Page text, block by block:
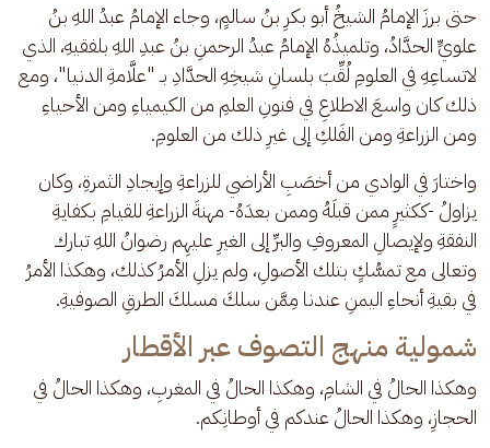
حتى برزَ الإمامُ الشيخُ أبو بكرِ بنُ سالمٍ، وجاء الإمامُ عبدُ اللهِ بنُ
علويٍّ الحدَّادُ، وتلميذُهُ الإمامُ عبدُ الرحمنِ بنُ عبدِ اللهِ بلفقيهِ، الذي
لاتساعِهِ في العلومِ لُقِّبَ بلسانِ شيخِهِ الحدَّادِ بـ "علَّامةِ الدنيا"، ومع
ذلك كان واسعَ الاطلاعِ في فنونِ العلمِ من الكيمياءِ ومن الأحياءِ
ومن الزراعةِ ومن الفَلكِ إلى غيرِ ذلك من العلومِ.
واختارَ في الوادي من أخصَبِ الأراضي للزراعةِ وإيجادِ الثمرةِ، وكان
يزاولُ -ككثيرٍ ممن قبلَهُ وممن بعدَهُ- مهنةَ الزراعةِ للقيامِ بكفايةِ
النفقةِ ولإيصالِ المعروفِ والبرِّ إلى الغيرِ عليهِم رضوانُ اللهِ تبارك
وتعالى مع تمسُّكٍ بتلك الأصولِ، ولم يزلِ الأمرُ كذلك، وهكذا الأمرُ
في بقيةِ أنحاءِ اليمنِ عندنا مِمَّن سلكَ مسلكَ الطرقِ الصوفيةِ.
شمولية منهج التصوف عبر الأقطار
وهكذا الحالُ في الشامِ، وهكذا الحالُ في المغربِ، وهكذا الحالُ في
الحجازِ، وهكذا الحالُ عندكم في أوطانِكم.